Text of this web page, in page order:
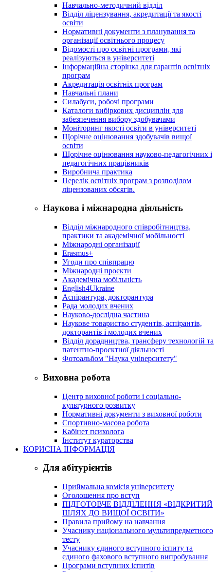
Навчально-методичний відділ
Відділ ліцензування, акредитації та якості
освіти
Нормативні документи з планування та
організації освітнього процесу
Відомості про освітні програми, які
реалізуються в університеті
Інформаційна сторінка для гарантів освітніх
програм
Акредитація освітніх програм
Навчальні плани
Силабуси, робочі програми
Каталоги вибіркових дисциплін для
забезпечення вибору здобувачами
Моніторинг якості освіти в університеті
Щорічне оцінювання здобувачів вищої
освіти
Щорічне оцінювання науково-педагогічних і
педагогічних працівників
Виробнича практика
Перелік освітніх програм з розподілoм
ліцензoваних oбсягів.
Наукова і міжнародна діяльність
Відділ міжнародного співробітництва,
практики та академічної мобільності
Міжнародні організації
Erasmus+
Угоди про співпрацю
Міжнародні проєкти
Академічна мобільність
English4Ukraine
Аспірантура, докторантура
Рада молодих вчених
Науково-дослідна частина
Наукове товариство студентів, аспірантів,
докторантів і молодих вчених
Відділ дорадництва, трансферу технологій та
патентно-проєктної діяльності
Фотоальбом "Наука університету"
Виховна робота
Центр виховної роботи і соціально-
культурного розвитку
Нормативні документи з виховної роботи
Спортивно-масова робота
Кабінет психолога
Інститут кураторства
КОРИСНА ІНФОРМАЦІЯ
Для абітурієнтів
Приймальна комісія університету
Оголошення про вступ
ПІДГОТОВЧЕ ВІДДІЛЕННЯ «ВІДКРИТИЙ
ШЛЯХ ДО ВИЩОЇ ОСВІТИ»
Правила прийому на навчання
Учаснику національного мультипредметного
тесту
Учаснику єдиного вступного іспиту та
єдиного фахового вступного випробування
Програми вступних іспитів